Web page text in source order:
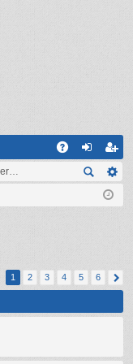
on ns
cri
1 2 3 4 5 6